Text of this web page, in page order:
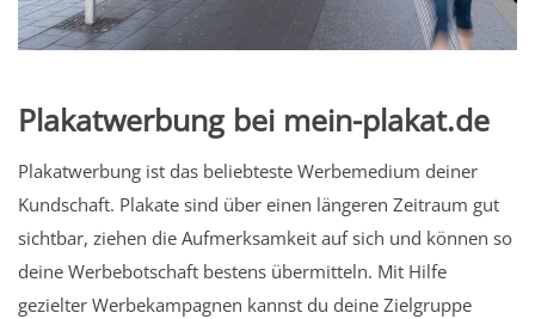
Plakatwerbung bei mein-plakat.de
Plakatwerbung ist das beliebteste Werbemedium deiner
Kundschaft. Plakate sind über einen längeren Zeitraum gut
sichtbar, ziehen die Aufmerksamkeit auf sich und können so
deine Werbebotschaft bestens übermitteln. Mit Hilfe
gezielter Werbekampagnen kannst du deine Zielgruppe